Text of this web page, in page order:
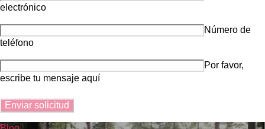
electrónico
Número de
teléfono
Por favor,
escribe tu mensaje aquí